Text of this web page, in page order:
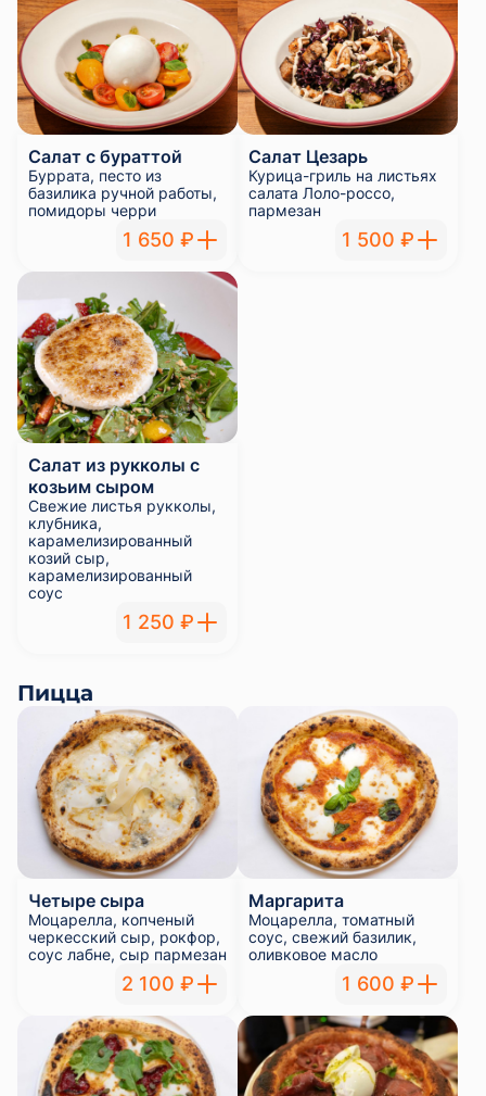
Салат с бураттой
Буррата, песто из
базилика ручной работы,
помидоры черри
1 650 ₽
Салат Цезарь
Курица-гриль на листьях
салата Лоло-россо,
пармезан
1 500 ₽
Салат из рукколы с
козьим сыром
Свежие листья рукколы,
клубника,
карамелизированный
козий сыр,
карамелизированный
соус
1 250 ₽
Пицца
Четыре сыра
Моцарелла, копченый
черкесский сыр, рокфор,
соус лабне, сыр пармезан
2 100 ₽
Маргарита
Моцарелла, томатный
соус, свежий базилик,
оливковое масло
1 600 ₽